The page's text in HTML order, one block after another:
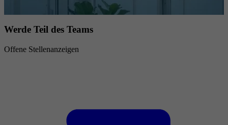
Werde Teil des Teams
Offene Stellenanzeigen